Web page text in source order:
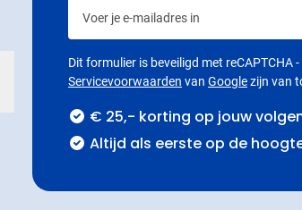
Dit formulier is beveiligd met reCAPTCHA -
Servicevoorwaarden van Googlezijn van
€ 25,- korting op jouw
Altijd als eerste op de